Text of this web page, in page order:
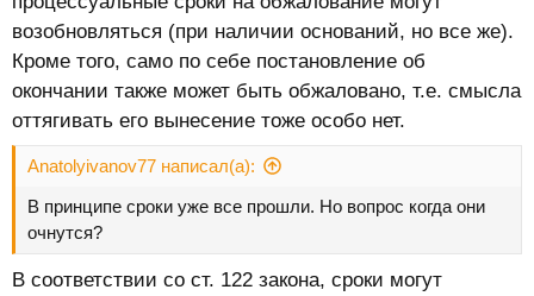
возобновляться (при наличии оснований, но все же).
Кроме того, само по себе постановление об
окончании также может быть обжаловано, т.е. смысла
оттягивать его вынесение тоже особо нет.
Anatolyivanov77 написал(а):
В принципе сроки уже все прошли. Но вопрос когда они
очнутся?
В соответствии со ст. 122 закона, сроки могут